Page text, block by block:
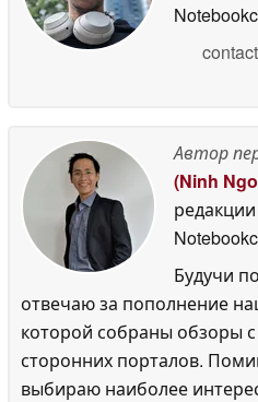
Автор
(Ninh
редакции
Будучи
отвечаю за пополнение
которой собраны обзоры
сторонних порталов.
выбираю наиболее